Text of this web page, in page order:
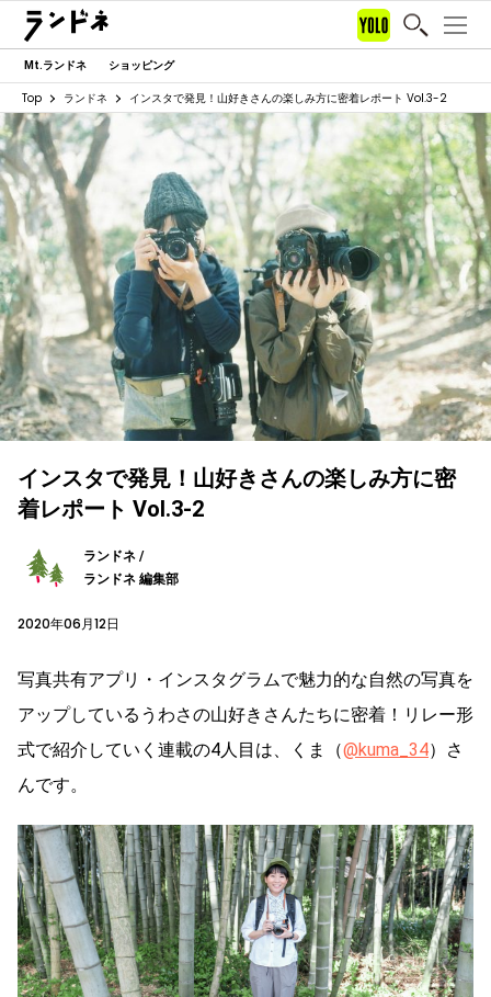
Mt.ランドネ ショッピング
Top ランドネ インスタで発見！山好きさんの楽しみ方に密着レポート Vol.3-2
インスタで発見！山好きさんの楽しみ方に密
着レポート Vol.3-2
ランドネ /
ランドネ 編集部
2020年06月12日
写真共有アプリ・インスタグラムで魅力的な自然の写真を
アップしているうわさの山好きさんたちに密着！ リレー形
式で紹介していく連載の4人目は、くま（@kuma_34）さ
んです。